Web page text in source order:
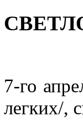
7-го
легких/,